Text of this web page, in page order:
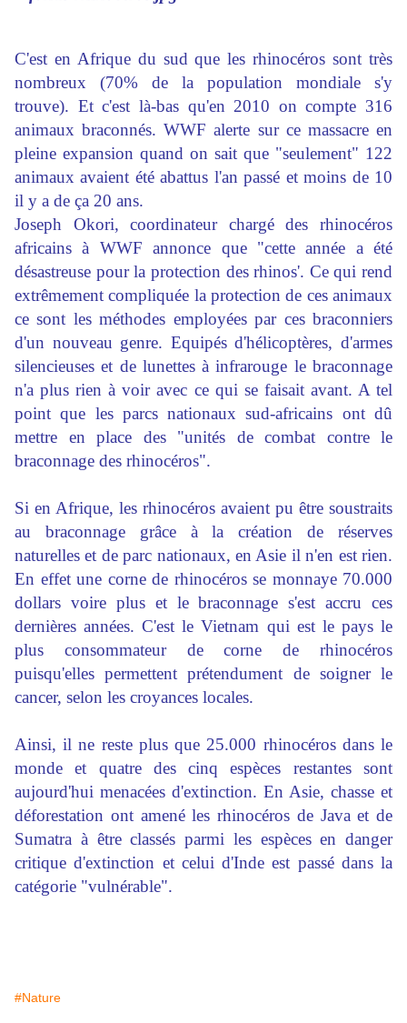
C'est en Afrique du sud que les rhinocéros sont très
nombreux (70% de la population mondiale s'y
trouve). Et c'est là-bas qu'en 2010 on compte 316
animaux braconnés. WWF alerte sur ce massacre en
pleine expansion quand on sait que "seulement" 122
animaux avaient été abattus l'an passé et moins de 10
il y a de ça 20 ans.
Joseph Okori, coordinateur chargé des rhinocéros
africains à WWF annonce que "cette année a été
désastreuse pour la protection des rhinos'. Ce qui rend
extrêmement compliquée la protection de ces animaux
ce sont les méthodes employées par ces braconniers
d'un nouveau genre. Equipés d'hélicoptères, d'armes
silencieuses et de lunettes à infrarouge le braconnage
n'a plus rien à voir avec ce qui se faisait avant. A tel
point que les parcs nationaux sud-africains ont dû
mettre en place des "unités de combat contre le
braconnage des rhinocéros".
Si en Afrique, les rhinocéros avaient pu être soustraits
au braconnage grâce à la création de réserves
naturelles et de parc nationaux, en Asie il n'en est rien.
En effet une corne de rhinocéros se monnaye 70.000
dollars voire plus et le braconnage s'est accru ces
dernières années. C'est le Vietnam qui est le pays le
plus consommateur de corne de rhinocéros
puisqu'elles permettent prétendument de soigner le
cancer, selon les croyances locales.
Ainsi, il ne reste plus que 25.000 rhinocéros dans le
monde et quatre des cinq espèces restantes sont
aujourd'hui menacées d'extinction. En Asie, chasse et
déforestation ont amené les rhinocéros de Java et de
Sumatra à être classés parmi les espèces en danger
critique d'extinction et celui d'Inde est passé dans la
catégorie "vulnérable".
#Nature